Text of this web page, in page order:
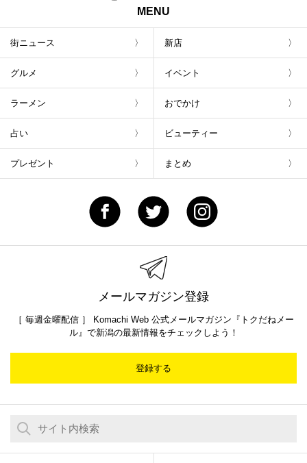
MENU
街ニュース 新店
グルメ イベント
ラーメン おでかけ
占い ビューティー
プレゼント まとめ
メールマガジン登録
［ 毎週金曜配信 ］ Komachi Web 公式メールマガジン『トクだねメー
ル』で新潟の最新情報をチェックしよう！
登録する